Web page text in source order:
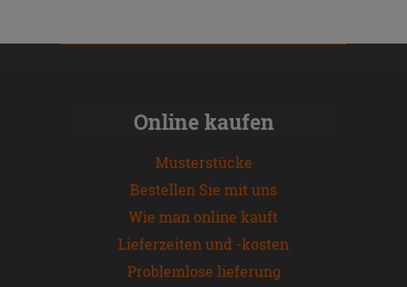
Online kaufen
Musterstücke
Bestellen Sie mit uns
Wie man online kauft
Lieferzeiten und -kosten
Problemlose lieferung